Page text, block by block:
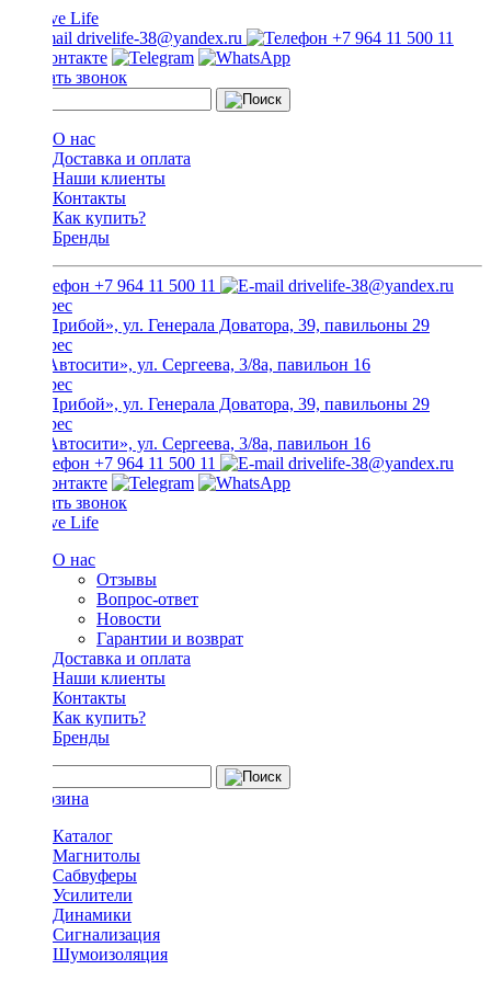
drivelife-38@yandex.ru +7 964 11 500 11
Заказать звонок
О нас
Доставка и оплата
Наши клиенты
Контакты
Как купить?
Бренды
+7 964 11 500 11 drivelife-38@yandex.ru
ТЦ «Прибой», ул. Генерала Доватора, 39, павильоны 29
ТЦ «Автосити», ул. Сергеева, 3/8а, павильон 16
ТЦ «Прибой», ул. Генерала Доватора, 39, павильоны 29
ТЦ «Автосити», ул. Сергеева, 3/8а, павильон 16
+7 964 11 500 11
drivelife-38@yandex.ru
Заказать звонок
О нас
Отзывы
Вопрос-ответ
Новости
Гарантии и возврат
Доставка и оплата
Наши клиенты
Контакты
Как купить?
Бренды
Каталог
Магнитолы
Сабвуферы
Усилители
Динамики
Сигнализация
Шумоизоляция